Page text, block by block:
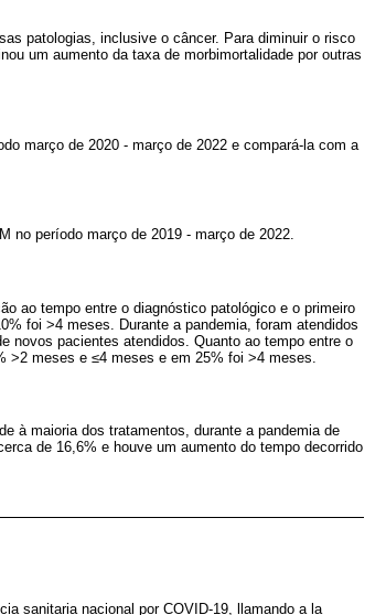
patologias, inclusive o câncer. Para diminuir o risco
um aumento da taxa de morbimortalidade por outras
março de 2020 - março de 2022 e compará-la com a
no período março de 2019 - março de 2022.
ao tempo entre o diagnóstico patológico e o primeiro
foi >4 meses. Durante a pandemia, foram atendidos
novos pacientes atendidos. Quanto ao tempo entre o
>2 meses e ≤4 meses e em 25% foi >4 meses.
à maioria dos tratamentos, durante a pandemia de
de 16,6% e houve um aumento do tempo decorrido
sanitaria nacional por COVID-19, llamando a la